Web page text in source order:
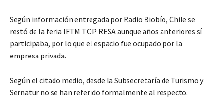
Según información entregada por Radio Biobío, Chile se
restó de la feria IFTM TOP RESA aunque años anteriores sí
participaba, por lo que el espacio fue ocupado por la
empresa privada.
Según el citado medio, desde la Subsecretaría de Turismo y
Sernatur no se han referido formalmente al respecto.